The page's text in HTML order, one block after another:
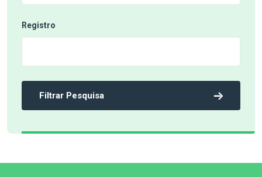
Registro
Filtrar Pesquisa